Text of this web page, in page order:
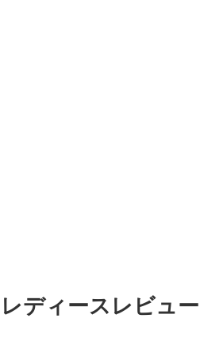
ディースレビュー